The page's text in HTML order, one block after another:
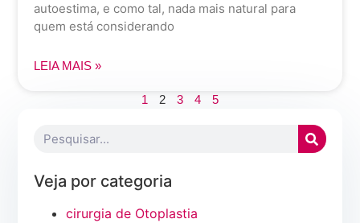
autoestima, e como tal, nada mais natural para
quem está considerando
LEIA MAIS »
1 2 3 4 5
Veja por categoria
cirurgia de Otoplastia